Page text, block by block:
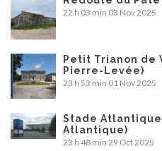
22 h 03 min 03 Nov 2025
Petit Trianon de
Pierre-Levée)
23 h 53 min 01 Nov 2025
Stade
Atlantique)
23 h 48 min 29 Oct 2025